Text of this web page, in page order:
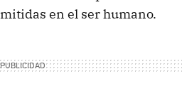
en el ser humano.